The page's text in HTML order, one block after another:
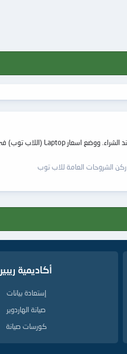
ركن الشروحات العامة للاب توب
أكاديمية ريبير
إستعادة بيانات
صيانة الهاردوير
كورسات صيانة